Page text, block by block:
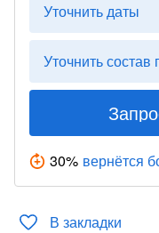
Уточнить даты
Уточнить состав
30% вернётся
В закладки